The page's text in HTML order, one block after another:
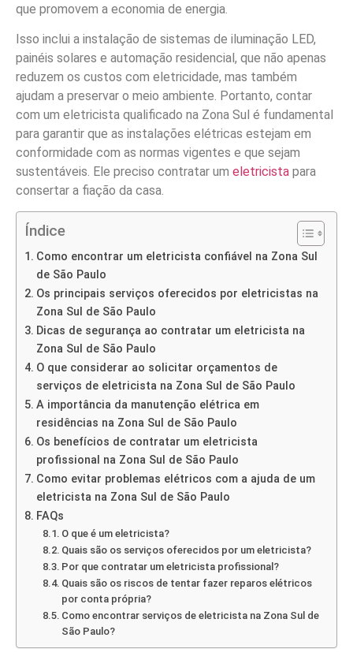
que promovem a economia de energia.
Isso inclui a instalação de sistemas de iluminação LED,
painéis solares e automação residencial, que não apenas
reduzem os custos com eletricidade, mas também
ajudam a preservar o meio ambiente. Portanto, contar
com um eletricista qualificado na Zona Sul é fundamental
para garantir que as instalações elétricas estejam em
conformidade com as normas vigentes e que sejam
sustentáveis. Ele preciso contratar um eletricista para
consertar a fiação da casa.
Índice
Como encontrar um eletricista confiável na Zona Sul
de São Paulo
Os principais serviços oferecidos por eletricistas na
Zona Sul de São Paulo
Dicas de segurança ao contratar um eletricista na
Zona Sul de São Paulo
O que considerar ao solicitar orçamentos de
serviços de eletricista na Zona Sul de São Paulo
A importância da manutenção elétrica em
residências na Zona Sul de São Paulo
Os benefícios de contratar um eletricista
profissional na Zona Sul de São Paulo
Como evitar problemas elétricos com a ajuda de um
eletricista na Zona Sul de São Paulo
FAQs
O que é um eletricista?
Quais são os serviços oferecidos por um eletricista?
Por que contratar um eletricista profissional?
Quais são os riscos de tentar fazer reparos elétricos
por conta própria?
Como encontrar serviços de eletricista na Zona Sul de
São Paulo?